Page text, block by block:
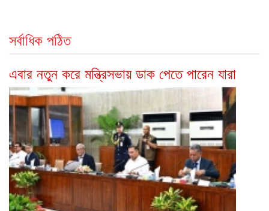
সর্বাধিক পঠিত
এবার নতুন করে মন্ত্রিসভায় ডাক পেতে পারেন যারা